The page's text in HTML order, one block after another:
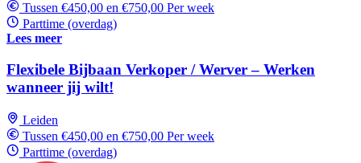
Tussen €450,00 en €750,00 Per week
Parttime (overdag)
Lees meer
Flexibele Bijbaan Verkoper / Werver – Werken
wanneer jij wilt!
Leiden
Tussen €450,00 en €750,00 Per week
Parttime (overdag)